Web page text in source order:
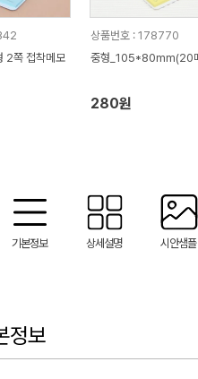
2쪽 접착메모
상품번호 : 178770
중형_105*80mm(20
280원
기본정보 상세설명 시안샘플
정보